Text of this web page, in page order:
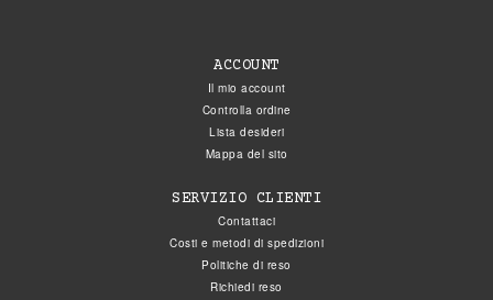
ACCOUNT
Il mio account
Controlla ordine
Lista desideri
Mappa del sito
SERVIZIO CLIENTI
Contattaci
Costi e metodi di spedizioni
Politiche di reso
Richiedi reso